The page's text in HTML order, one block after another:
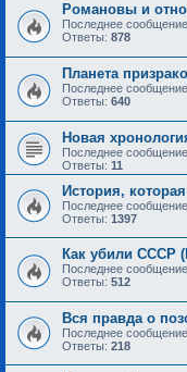
Романовы и
Последнее сообщение
Ответы: 878
Планета
Последнее сообщение
Ответы: 640
Новая
Последнее сообщение
Ответы: 11
История,
Последнее сообщение
Ответы: 1397
Как убили СССР
Последнее сообщение
Ответы: 512
Вся правда о
Последнее сообщение
Ответы: 218